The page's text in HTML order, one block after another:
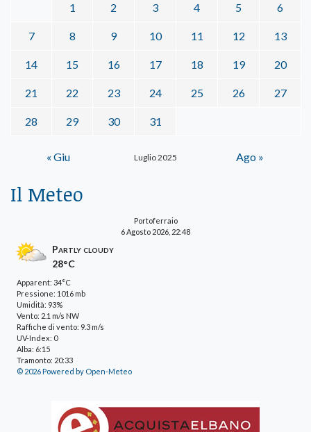
Luglio 2025
1 2 3 4 5 6
7 8 9 10 11 12 13
14 15 16 17 18 19 20
21 22 23 24 25 26 27
28 29 30 31
« Giu Ago »
Il Meteo
Portoferraio
6 Agosto 2026, 22:48
Partly cloudy
28°C
Apparent: 34°C
Pressione: 1016 mb
Umidità: 93%
Vento: 2.1 m/s NW
Raffiche di vento: 9.3 m/s
UV-Index: 0
Alba: 6:15
Tramonto: 20:33
© 2026 Powered by Open-Meteo